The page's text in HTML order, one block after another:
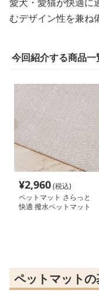
むデザイン性を兼ね
今回紹介する商品一
¥2,960(税込)
ペットマット さらっと
快適 撥水ペットマット
ペットマット